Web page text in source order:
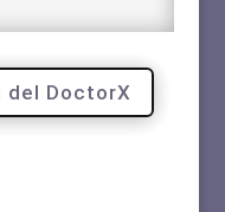
del DoctorX